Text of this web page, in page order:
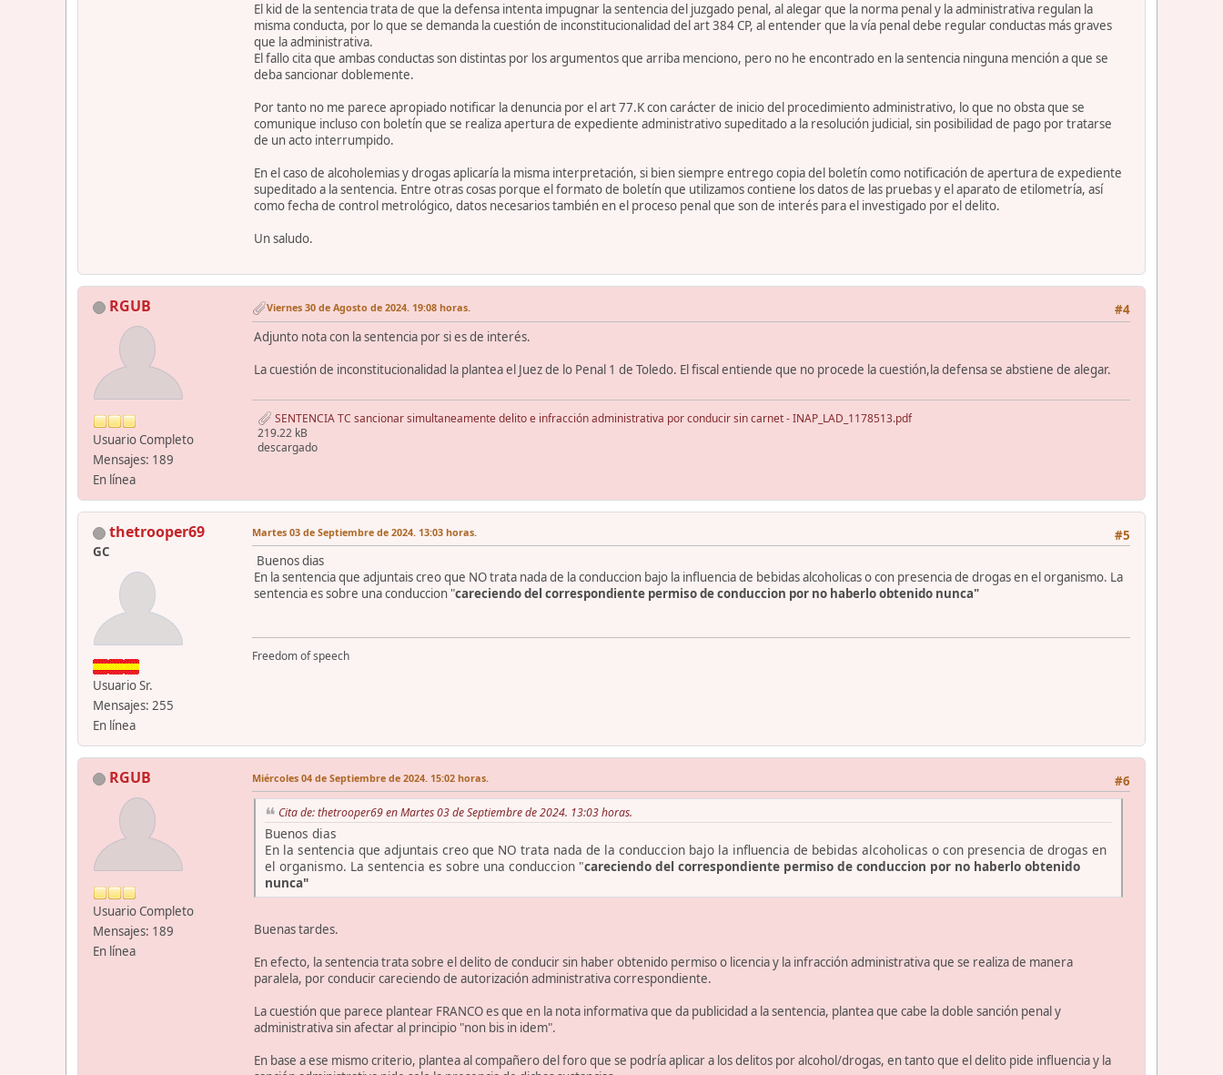
El kid de la sentencia trata de que la defensa intenta impugnar la sentencia del juzgado penal, al alegar que la norma penal y la administrativa regulan la
misma conducta, por lo que se demanda la cuestión de inconstitucionalidad del art 384 CP, al entender que la vía penal debe regular conductas más graves
que la administrativa.
El fallo cita que ambas conductas son distintas por los argumentos que arriba menciono, pero no he encontrado en la sentencia ninguna mención a que se
deba sancionar doblemente.
Por tanto no me parece apropiado notificar la denuncia por el art 77.K con carácter de inicio del procedimiento administrativo, lo que no obsta que se
comunique incluso con boletín que se realiza apertura de expediente administrativo supeditado a la resolución judicial, sin posibilidad de pago por tratarse
de un acto interrumpido.
En el caso de alcoholemias y drogas aplicaría la misma interpretación, si bien siempre entrego copia del boletín como notificación de apertura de expediente
supeditado a la sentencia. Entre otras cosas porque el formato de boletín que utilizamos contiene los datos de las pruebas y el aparato de etilometría, así
como fecha de control metrológico, datos necesarios también en el proceso penal que son de interés para el investigado por el delito.
Un saludo.
RGUB
Usuario Completo
Mensajes: 189
En línea
#4
Viernes 30 de Agosto de 2024. 19:08 horas.
Adjunto nota con la sentencia por si es de interés.
La cuestión de inconstitucionalidad la plantea el Juez de lo Penal 1 de Toledo. El fiscal entiende que no procede la cuestión,la defensa se abstiene de alegar.
SENTENCIA TC sancionar simultaneamente delito e infracción administrativa por conducir sin carnet - INAP_LAD_1178513.pdf
219.22 kB
descargado
thetrooper69
GC
Usuario Sr.
Mensajes: 255
En línea
#5
Martes 03 de Septiembre de 2024. 13:03 horas.
Buenos dias
En la sentencia que adjuntais creo que NO trata nada de la conduccion bajo la influencia de bebidas alcoholicas o con presencia de drogas en el organismo. La
sentencia es sobre una conduccion "careciendo del correspondiente permiso de conduccion por no haberlo obtenido nunca"
Freedom of speech
RGUB
Usuario Completo
Mensajes: 189
En línea
#6
Miércoles 04 de Septiembre de 2024. 15:02 horas.
Cita de: thetrooper69 en Martes 03 de Septiembre de 2024. 13:03 horas.
Buenos dias
En la sentencia que adjuntais creo que NO trata nada de la conduccion bajo la influencia de bebidas alcoholicas o con presencia de drogas en
el organismo. La sentencia es sobre una conduccion "careciendo del correspondiente permiso de conduccion por no haberlo obtenido
nunca"
Buenas tardes.
En efecto, la sentencia trata sobre el delito de conducir sin haber obtenido permiso o licencia y la infracción administrativa que se realiza de manera
paralela, por conducir careciendo de autorización administrativa correspondiente.
La cuestión que parece plantear FRANCO es que en la nota informativa que da publicidad a la sentencia, plantea que cabe la doble sanción penal y
administrativa sin afectar al principio "non bis in idem".
En base a ese mismo criterio, plantea al compañero del foro que se podría aplicar a los delitos por alcohol/drogas, en tanto que el delito pide influencia y la